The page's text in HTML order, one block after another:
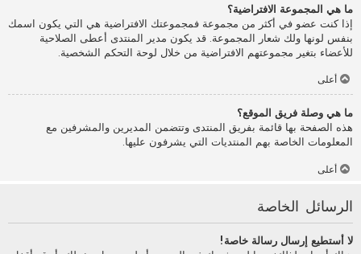
ما هي المجموعة الافتراضية؟
إذا كنت عضو في أكثر من مجموعة فمجموعتك الافتراضية هي التي يكون اسمك
بنفس لونها ولك شعار المجموعة. قد يكون مدير المنتدى أعطى الصلاحية
للأعضاء بتغير مجموعتهم الافتراضية من خلال لوحة التحكم الشخصية.
أعلى
ما هي وصلة فريق الموقع؟
هذه الصفحة بها قائمة بفريق المنتدى وتتضمن المديرين والمشرفين مع
المعلومات الخاصة بهم المنتديات التي يشرفون عليها.
أعلى
الرسائل الخاصة
لا أستطيع إرسال رسالة خاصة!